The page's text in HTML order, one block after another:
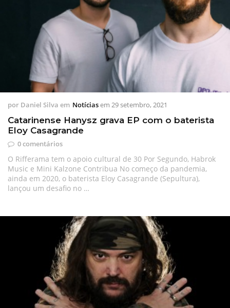
por Daniel Silva em Notíciasem 29 setembro, 2021
Catarinense Hanysz grava EP com o baterista
Eloy Casagrande
0 comentários
O Rifferama tem o apoio cultural de 30 Por Segundo, Habrok
Music e Mini Kalzone Contribua No começo da pandemia,
ainda em 2020, o baterista Eloy Casagrande (Sepultura),
lançou um desafio no …